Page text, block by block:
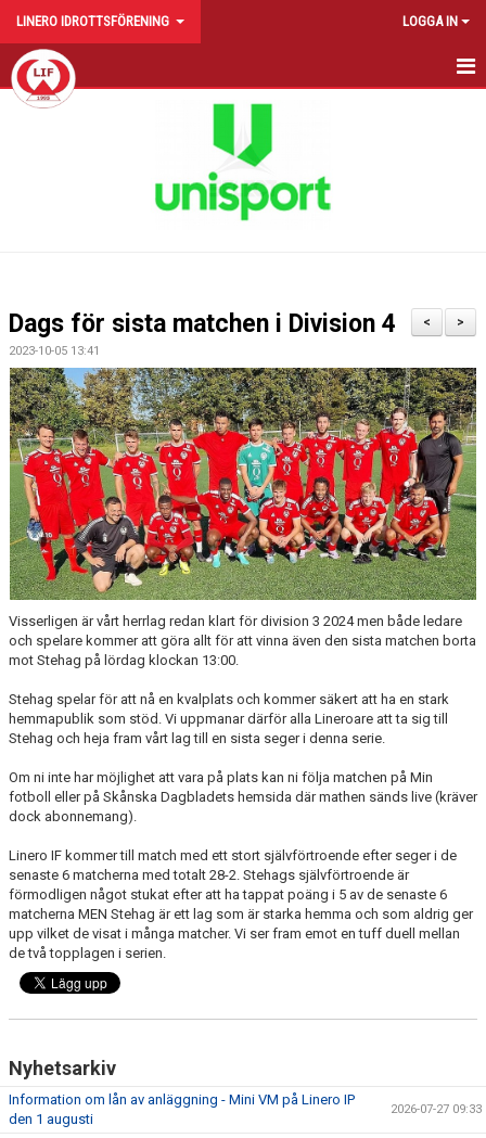
LINERO IDROTTSFÖRENING LOGGA IN
HEM
CUPER
SPONSRING
BILDGALLERI
DOKUMENT
VÅRA LAG
MATCHER
MEDLEMSSKAP
ÄNDRA MEDLEMSUPPGIFTER
>
<
Dags för sista matchen i Division 4
2023-10-05 13:41
Visserligen är vårt herrlag redan klart för division 3 2024 men både ledare
och spelare kommer att göra allt för att vinna även den sista matchen borta
mot Stehag på lördag klockan 13:00.
Stehag spelar för att nå en kvalplats och kommer säkert att ha en stark
hemmapublik som stöd. Vi uppmanar därför alla Lineroare att ta sig till
Stehag och heja fram vårt lag till en sista seger i denna serie.
Om ni inte har möjlighet att vara på plats kan ni följa matchen på Min
fotboll eller på Skånska Dagbladets hemsida där mathen sänds live (kräver
dock abonnemang).
Linero IF kommer till match med ett stort självförtroende efter seger i de
senaste 6 matcherna med totalt 28-2. Stehags självförtroende är
förmodligen något stukat efter att ha tappat poäng i 5 av de senaste 6
matcherna MEN Stehag är ett lag som är starka hemma och som aldrig ger
upp vilket de visat i många matcher. Vi ser fram emot en tuff duell mellan
de två topplagen i serien.
Nyhetsarkiv
Information om lån av anläggning - Mini VM på Linero IP
den 1 augusti
2026-07-27 09:33